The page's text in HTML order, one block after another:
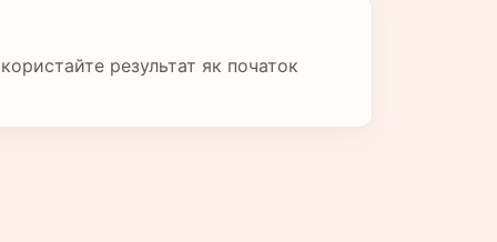
результат як початок